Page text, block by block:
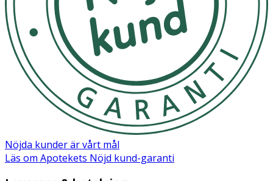
Nöjda kunder är vårt mål
Läs om Apotekets Nöjd kund-garanti